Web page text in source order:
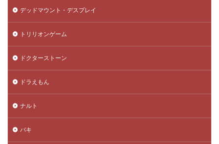
デッドマウント・デスプレイ
トリリオンゲーム
ドクターストーン
ドラえもん
ナルト
バキ